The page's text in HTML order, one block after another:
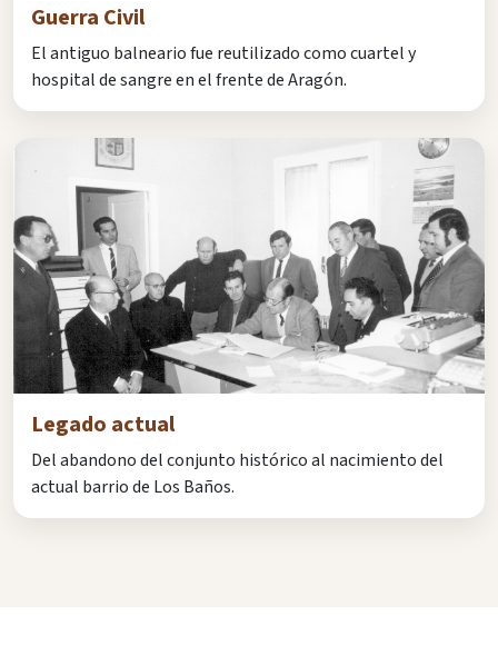
Guerra Civil
El antiguo balneario fue reutilizado como cuartel y
hospital de sangre en el frente de Aragón.
Legado actual
Del abandono del conjunto histórico al nacimiento del
actual barrio de Los Baños.